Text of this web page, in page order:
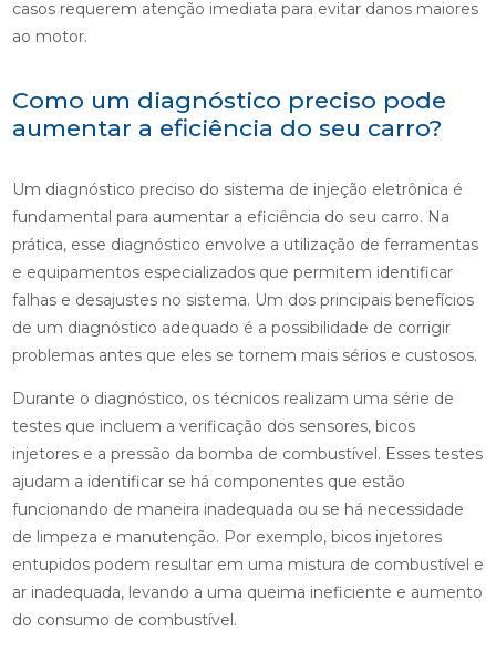
casos requerem atenção imediata para evitar danos maiores
ao motor.
Como um diagnóstico preciso pode
aumentar a eficiência do seu carro?
Um diagnóstico preciso do sistema de injeção eletrônica é
fundamental para aumentar a eficiência do seu carro. Na
prática, esse diagnóstico envolve a utilização de ferramentas
e equipamentos especializados que permitem identificar
falhas e desajustes no sistema. Um dos principais benefícios
de um diagnóstico adequado é a possibilidade de corrigir
problemas antes que eles se tornem mais sérios e custosos.
Durante o diagnóstico, os técnicos realizam uma série de
testes que incluem a verificação dos sensores, bicos
injetores e a pressão da bomba de combustível. Esses testes
ajudam a identificar se há componentes que estão
funcionando de maneira inadequada ou se há necessidade
de limpeza e manutenção. Por exemplo, bicos injetores
entupidos podem resultar em uma mistura de combustível e
ar inadequada, levando a uma queima ineficiente e aumento
do consumo de combustível.